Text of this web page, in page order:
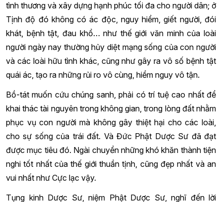
tình thương và xây dựng hạnh phúc tối đa cho người dân; ở
Tịnh độ đó không có ác độc, nguy hiểm, giết người, đói
khát, bệnh tật, đau khổ… như thế giới văn minh của loài
người ngày nay thường hủy diệt mạng sống của con người
và các loài hữu tình khác, cũng như gây ra vô số bệnh tật
quái ác, tạo ra những rủi ro vô cùng, hiểm nguy vô tận.
Bồ-tát muốn cứu chúng sanh, phải có trí tuệ cao nhất để
khai thác tài nguyên trong không gian, trong lòng đất nhằm
phục vụ con người mà không gây thiệt hại cho các loài,
cho sự sống của trái đất. Và Đức Phật Dược Sư đã đạt
được mục tiêu đó. Ngài chuyển những khó khăn thành tiện
nghi tốt nhất của thế giới thuần tịnh, cũng đẹp nhất và an
vui nhất như Cực lạc vậy.
Tụng kinh Dược Sư, niệm Phật Dược Sư, nghĩ đến lời